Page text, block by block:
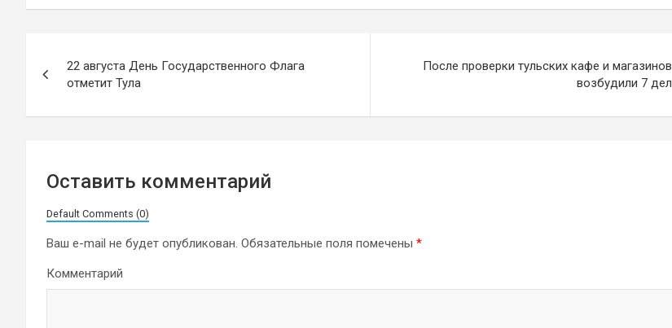
по
записям
22 августа День Государственного Флага
отметит Тула
После проверки тульских кафе и магазинов
возбудили 7 дел
Оставить комментарий
Default Comments (0)
Ваш e-mail не будет опубликован. Обязательные поля помечены *
Комментарий